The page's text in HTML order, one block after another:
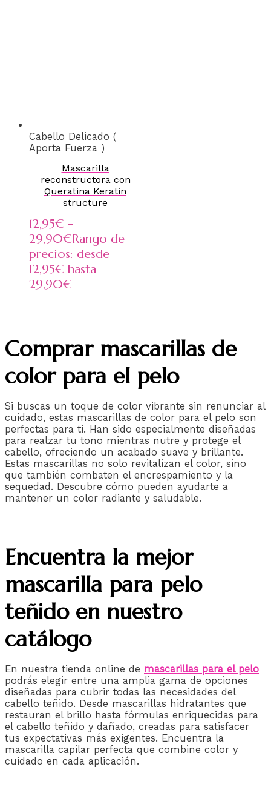
Cabello Delicado (
Aporta Fuerza )
Mascarilla
reconstructora con
Queratina Keratin
structure
12,95€ -
29,90€Rango de
precios: desde
12,95€ hasta
29,90€
Comprar mascarillas de
color para el pelo
Si buscas un toque de color vibrante sin renunciar al
cuidado, estas mascarillas de color para el pelo son
perfectas para ti. Han sido especialmente diseñadas
para realzar tu tono mientras nutre y protege el
cabello, ofreciendo un acabado suave y brillante.
Estas mascarillas no solo revitalizan el color, sino
que también combaten el encrespamiento y la
sequedad. Descubre cómo pueden ayudarte a
mantener un color radiante y saludable.
Encuentra la mejor
mascarilla para pelo
teñido en nuestro
catálogo
En nuestra tienda online de mascarillas para el pelo
podrás elegir entre una amplia gama de opciones
diseñadas para cubrir todas las necesidades del
cabello teñido. Desde mascarillas hidratantes que
restauran el brillo hasta fórmulas enriquecidas para
el cabello teñido y dañado, creadas para satisfacer
tus expectativas más exigentes. Encuentra la
mascarilla capilar perfecta que combine color y
cuidado en cada aplicación.